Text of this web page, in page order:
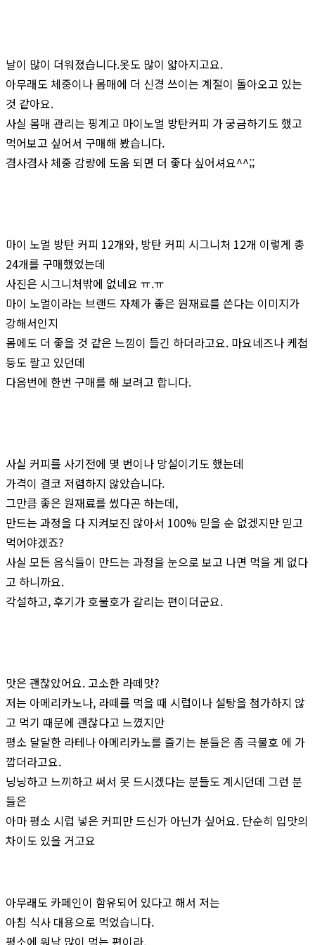
날이 많이 더워졌습니다.옷도 많이 얇아지고요.
아무래도 체중이나 몸매에 더 신경 쓰이는 계절이 돌아오고 있는
것 같아요.
사실 몸매 관리는 핑계고 마이노멀 방탄커피 가 궁금하기도 했고
먹어보고 싶어서 구매해 봤습니다.
겸사겸사 체중 감량에 도움 되면 더 좋다 싶어셔요^^;;
마이 노멀 방탄 커피 12개와, 방탄 커피 시그니처 12개 이렇게 총
24개를 구매했었는데
사진은 시그니처밖에 없네요 ㅠ.ㅠ
마이 노멀이라는 브랜드 자체가 좋은 원재료를 쓴다는 이미지가
강해서인지
몸에도 더 좋을 것 같은 느낌이 들긴 하더라고요. 마요네즈나 케첩
등도 팔고 있던데
다음번에 한번 구매를 해 보려고 합니다.
사실 커피를 사기전에 몇 번이나 망설이기도 했는데
가격이 결코 저렴하지 않았습니다.
그만큼 좋은 원재료를 썼다곤 하는데,
만드는 과정을 다 지켜보진 않아서 100% 믿을 순 없겠지만 믿고
먹어야겠죠?
사실 모든 음식들이 만드는 과정을 눈으로 보고 나면 먹을 게 없다
고 하니까요.
각설하고, 후기가 호불호가 갈리는 편이더군요.
맛은 괜찮았어요. 고소한 라떼맛?
저는 아메리카노나, 라떼를 먹을 때 시럽이나 설탕을 첨가하지 않
고 먹기 때문에 괜찮다고 느꼈지만
평소 달달한 라테나 아메리카노를 즐기는 분들은 좀 극불호 에 가
깝더라고요.
닝닝하고 느끼하고 써서 못 드시겠다는 분들도 계시던데 그런 분
들은
아마 평소 시럽 넣은 커피만 드신가 아닌가 싶어요. 단순히 입맛의
차이도 있을 거고요
아무래도 카페인이 함유되어 있다고 해서 저는
아침 식사 대용으로 먹었습니다.
평소에 워낙 많이 먹는 편이라,